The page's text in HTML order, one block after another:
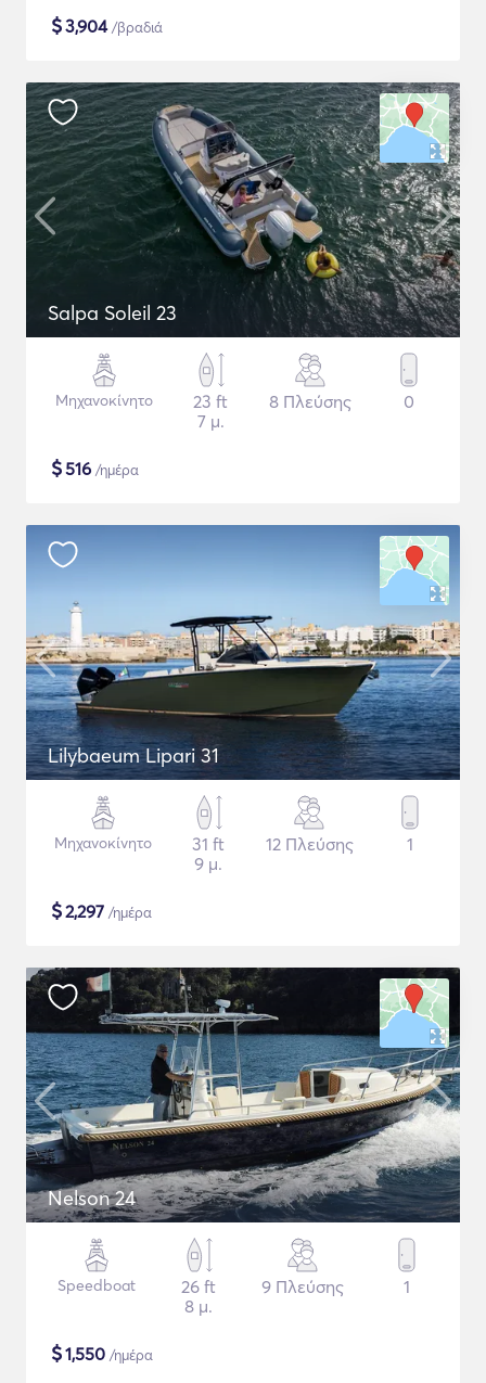
$3,904/βραδιά
Salpa Soleil 23
Μηχανοκίνητο
23 ft
7 μ.
8 Πλεύσης 0
$516 /ημέρα
Lilybaeum Lipari 31
Μηχανοκίνητο
31 ft
9 μ.
12 Πλεύσης 1
$2,297 /ημέρα
Nelson 24
Speedboat
26 ft
8 μ.
9 Πλεύσης 1
$1,550 /ημέρα